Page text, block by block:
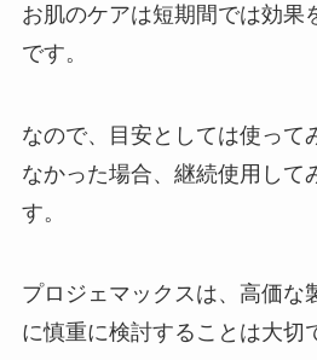
お肌のケアは短期間では効果
です。
なので、目安としては使って
なかった場合、継続使用して
す。
プロジェマックスは、高価な
に慎重に検討することは大切